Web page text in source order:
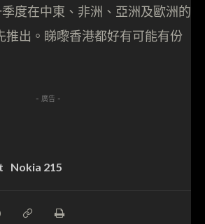
度在中東、非洲、亞洲及歐洲的
推出。睇嚟香港都好有可能有份
- 廣告 -
Nokia 215